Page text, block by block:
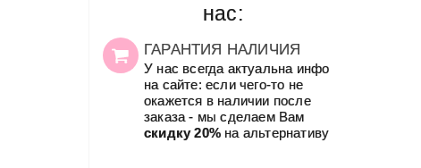
нас:
ГАРАНТИЯ НАЛИЧИЯ
У нас всегда актуальна инфо
на сайте: если чего-то не
окажется в наличии после
заказа - мы сделаем Вам
скидку 20%на альтернативу